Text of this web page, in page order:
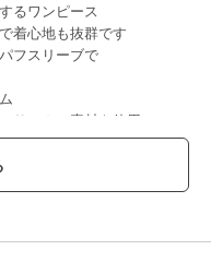
るワンピース
着心地も抜群です
フスリーブで
サッカー素材を使用
展開